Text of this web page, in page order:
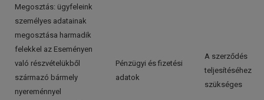
Megosztás: ügyfeleink
személyes adatainak
megosztása harmadik
felekkel az Eseményen
való részvételükből
származó bármely
nyereménnyel
Pénzügyi és fizetési
adatok
A szerződés
teljesítéséhez
szükséges